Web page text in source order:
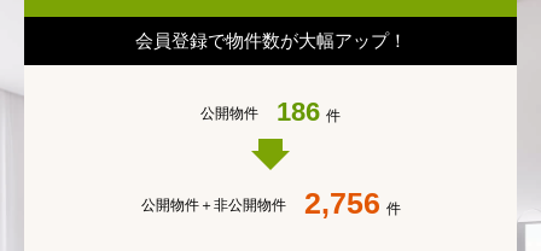
会員登録で物件数が大幅アップ！
公開物件 186 件
公開物件＋非公開物件 2,756 件